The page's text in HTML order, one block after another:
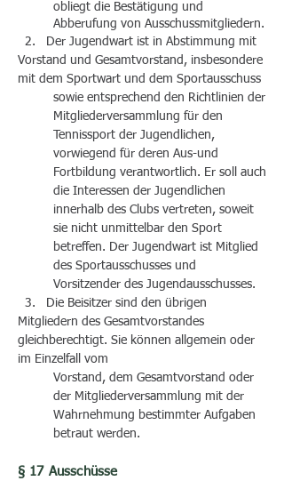
obliegt die Bestätigung und
Abberufung von Ausschussmitgliedern.
2. Der Jugendwart ist in Abstimmung mit
Vorstand und Gesamtvorstand, insbesondere
mit dem Sportwart und dem Sportausschuss
sowie entsprechend den Richtlinien der
Mitgliederversammlung für den
Tennissport der Jugendlichen,
vorwiegend für deren Aus-und
Fortbildung verantwortlich. Er soll auch
die Interessen der Jugendlichen
innerhalb des Clubs vertreten, soweit
sie nicht unmittelbar den Sport
betreffen. Der Jugendwart ist Mitglied
des Sportausschusses und
Vorsitzender des Jugendausschusses.
3. Die Beisitzer sind den übrigen
Mitgliedern des Gesamtvorstandes
gleichberechtigt. Sie können allgemein oder
im Einzelfall vom
Vorstand, dem Gesamtvorstand oder
der Mitgliederversammlung mit der
Wahrnehmung bestimmter Aufgaben
betraut werden.
§ 17 Ausschüsse